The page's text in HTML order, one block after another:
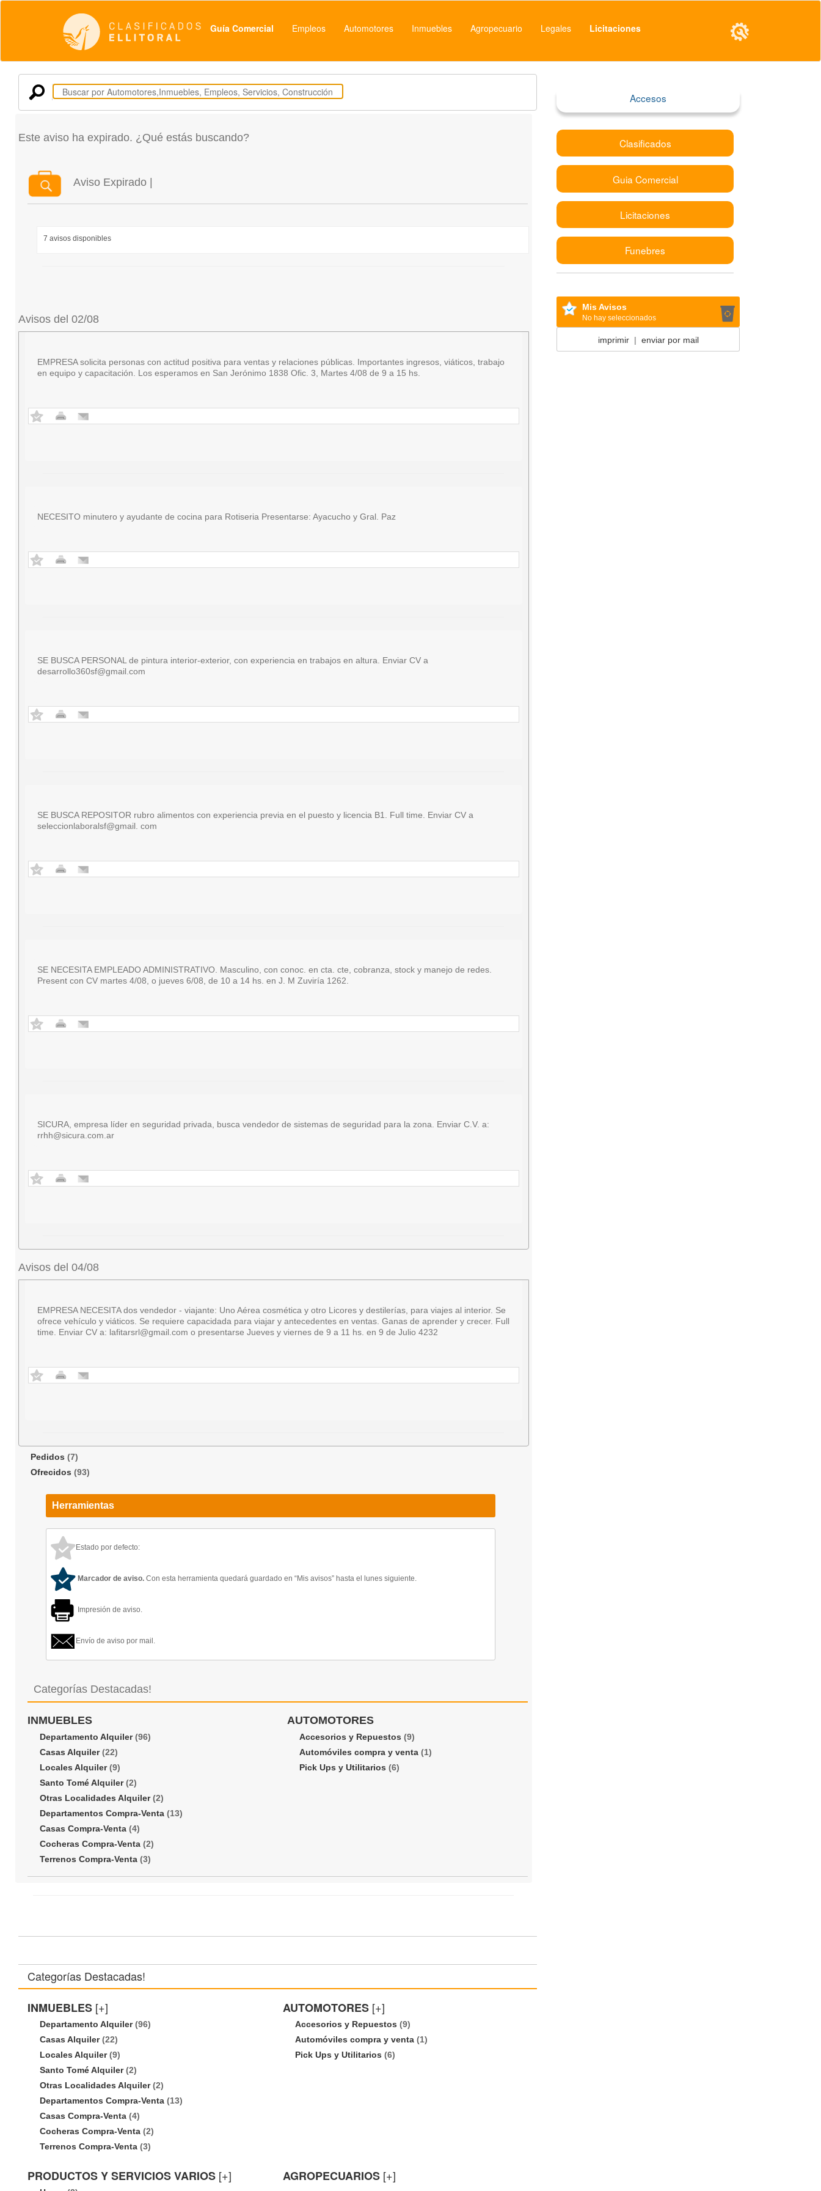
Guía Comercial Empleos Automotores Inmuebles Agropecuario Legales Licitaciones
Este aviso ha expirado. ¿Qué estás buscando?
Aviso Expirado |
7 avisos disponibles
Avisos del 02/08
EMPRESA solicita personas con actitud positiva para ventas y relaciones públicas. Importantes ingresos, viáticos, trabajo
en equipo y capacitación. Los esperamos en San Jerónimo 1838 Ofic. 3, Martes 4/08 de 9 a 15 hs.
NECESITO minutero y ayudante de cocina para Rotiseria Presentarse: Ayacucho y Gral. Paz
SE BUSCA PERSONAL de pintura interior-exterior, con experiencia en trabajos en altura. Enviar CV a
desarrollo360sf@gmail.com
SE BUSCA REPOSITOR rubro alimentos con experiencia previa en el puesto y licencia B1. Full time. Enviar CV a
seleccionlaboralsf@gmail. com
SE NECESITA EMPLEADO ADMINISTRATIVO. Masculino, con conoc. en cta. cte, cobranza, stock y manejo de redes.
Present con CV martes 4/08, o jueves 6/08, de 10 a 14 hs. en J. M Zuviría 1262.
SICURA, empresa líder en seguridad privada, busca vendedor de sistemas de seguridad para la zona. Enviar C.V. a:
rrhh@sicura.com.ar
Avisos del 04/08
EMPRESA NECESITA dos vendedor - viajante: Uno Aérea cosmética y otro Licores y destilerías, para viajes al interior. Se
ofrece vehículo y viáticos. Se requiere capacidada para viajar y antecedentes en ventas. Ganas de aprender y crecer. Full
time. Enviar CV a: lafitarsrl@gmail.com o presentarse Jueves y viernes de 9 a 11 hs. en 9 de Julio 4232
Pedidos (7)
Ofrecidos (93)
Herramientas
Estado por defecto:
Marcador de aviso. Con esta herramienta quedará guardado en “Mis avisos” hasta el lunes siguiente.
Impresión de aviso.
Envío de aviso por mail.
Categorías Destacadas!
INMUEBLES
Departamento Alquiler(96)
Casas Alquiler(22)
Locales Alquiler(9)
Santo Tomé Alquiler(2)
Otras Localidades Alquiler(2)
Departamentos Compra-Venta (13)
Casas Compra-Venta (4)
Cocheras Compra-Venta (2)
Terrenos Compra-Venta (3)
AUTOMOTORES
Accesorios y Repuestos (9)
Automóviles compra y venta(1)
Pick Ups y Utilitarios (6)
Categorías Destacadas!
INMUEBLES [+]
Departamento Alquiler(96)
Casas Alquiler(22)
Locales Alquiler(9)
Santo Tomé Alquiler(2)
Otras Localidades Alquiler(2)
Departamentos Compra-Venta (13)
Casas Compra-Venta (4)
Cocheras Compra-Venta (2)
Terrenos Compra-Venta (3)
AUTOMOTORES [+]
Accesorios y Repuestos (9)
Automóviles compra y venta (1)
Pick Ups y Utilitarios (6)
PRODUCTOS Y SERVICIOS VARIOS [+] AGROPECUARIOS [+]
Accesos
Clasificados
Guia Comercial
Licitaciones
Funebres
Mis Avisos
No hay seleccionados
imprimir| enviar por mail